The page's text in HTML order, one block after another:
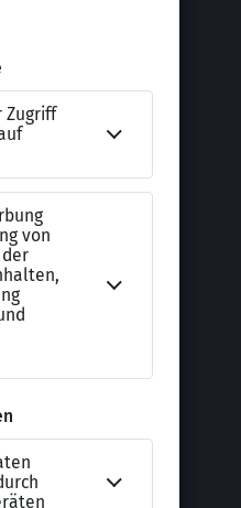
Vorlagen & Tests
Anschreiben-Vorlagen
Lebenslauf-Vorlagen
Checklisten
Testverfahren
Alle Word-Dateien
Alle Downloads
XING Impressum